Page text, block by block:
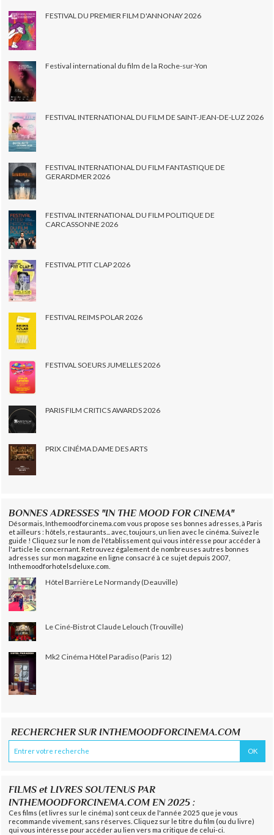
FESTIVAL DU PREMIER FILM D'ANNONAY 2026
Festival international du film de la Roche-sur-Yon
FESTIVAL INTERNATIONAL DU FILM DE SAINT-JEAN-DE-LUZ 2026
FESTIVAL INTERNATIONAL DU FILM FANTASTIQUE DE
GERARDMER 2026
FESTIVAL INTERNATIONAL DU FILM POLITIQUE DE
CARCASSONNE 2026
FESTIVAL PTIT CLAP 2026
FESTIVAL REIMS POLAR 2026
FESTIVAL SOEURS JUMELLES 2026
PARIS FILM CRITICS AWARDS 2026
PRIX CINÉMA DAME DES ARTS
BONNES ADRESSES "IN THE MOOD FOR CINEMA"
Désormais, Inthemoodforcinema.com vous propose ses bonnes adresses, à Paris
et ailleurs : hôtels, restaurants... avec, toujours, un lien avec le cinéma. Suivez le
guide ! Cliquez sur le nom de l'établissement qui vous intéresse pour accéder à
l'article le concernant. Retrouvez également de nombreuses autres bonnes
adresses sur mon magazine en ligne consacré à ce sujet depuis 2007,
Inthemoodforhotelsdeluxe.com.
Hôtel Barrière Le Normandy (Deauville)
Le Ciné-Bistrot Claude Lelouch (Trouville)
Mk2 Cinéma Hôtel Paradiso (Paris 12)
RECHERCHER SUR INTHEMOODFORCINEMA.COM
FILMS et LIVRES SOUTENUS PAR
INTHEMOODFORCINEMA.COM EN 2025 :
Ces films (et livres sur le cinéma) sont ceux de l'année 2025 que je vous
recommande vivement, sans réserves. Cliquez sur le titre du film (ou du livre)
qui vous intéresse pour accéder au lien vers ma critique de celui-ci.